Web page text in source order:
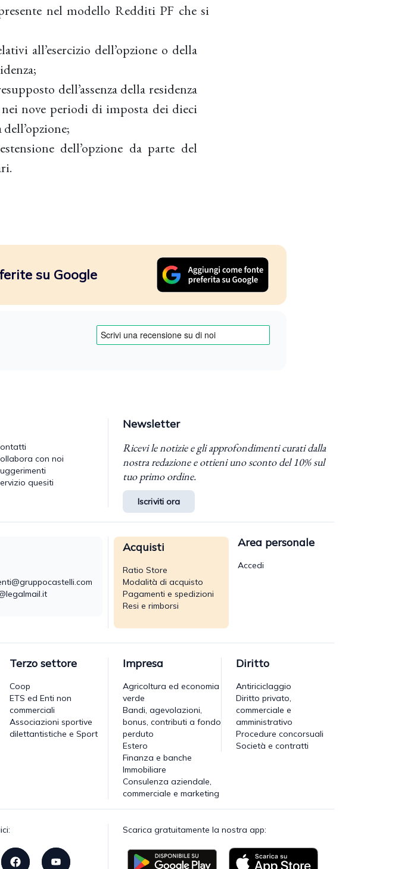
nel modello Redditi PF che si
all’esercizio dell’opzione o della
dell’assenza della residenza
nove periodi di imposta dei dieci
dell’opzione da parte del
su Google
con noi
quesiti
Newsletter
Ricevi le notizie e gli approfondimenti curati dalla
nostra redazione e ottieni uno sconto del 10% sul
tuo primo ordine.
Iscriviti ora
Acquisti
Ratio Store
Modalità di acquisto
Pagamenti e spedizioni
Resi e rimborsi
Area personale
Accedi
Terzo settore
Coop
ETS ed Enti non
commerciali
Associazioni sportive
dilettantistiche e Sport
Impresa
Agricoltura ed economia
verde
Bandi, agevolazioni,
bonus, contributi a fondo
perduto
Estero
Finanza e banche
Immobiliare
Consulenza aziendale,
commerciale e marketing
Diritto
Antiriciclaggio
Diritto privato,
commerciale e
amministrativo
Procedure concorsuali
Società e contratti
Scarica gratuitamente la nostra app: